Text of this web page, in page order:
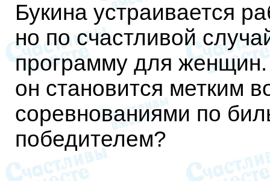
Букина устраивается
но по счастливой
программу для женщин.
он становится метким
соревнованиями по
победителем?